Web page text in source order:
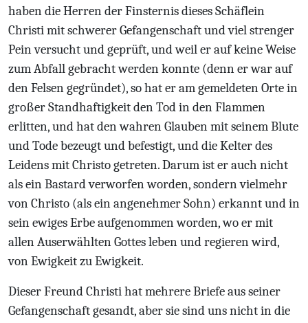
haben die Herren der Finsternis dieses Schäflein
Christi mit schwerer Gefangenschaft und viel strenger
Pein versucht und geprüft, und weil er auf keine Weise
zum Abfall gebracht werden konnte (denn er war auf
den Felsen gegründet), so hat er am gemeldeten Orte in
großer Standhaftigkeit den Tod in den Flammen
erlitten, und hat den wahren Glauben mit seinem Blute
und Tode bezeugt und befestigt, und die Kelter des
Leidens mit Christo getreten. Darum ist er auch nicht
als ein Bastard verworfen worden, sondern vielmehr
von Christo (als ein angenehmer Sohn) erkannt und in
sein ewiges Erbe aufgenommen worden, wo er mit
allen Auserwählten Gottes leben und regieren wird,
von Ewigkeit zu Ewigkeit.
Dieser Freund Christi hat mehrere Briefe aus seiner
Gefangenschaft gesandt, aber sie sind uns nicht in die